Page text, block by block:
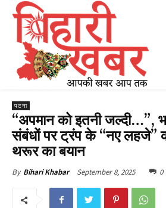
पटना
“अपमान को इतनी जल्दी…”,
संबंधों पर ट्रंप के “नए लहजे”
थरूर का बयान
By Bihari Khabar September 8, 2025 0